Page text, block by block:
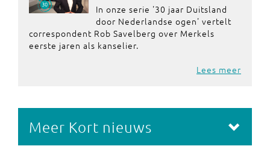
In onze serie '30 jaar Duitsland
door Nederlandse ogen' vertelt
correspondent Rob Savelberg over Merkels
eerste jaren als kanselier.
Lees meer
Meer Kort nieuws